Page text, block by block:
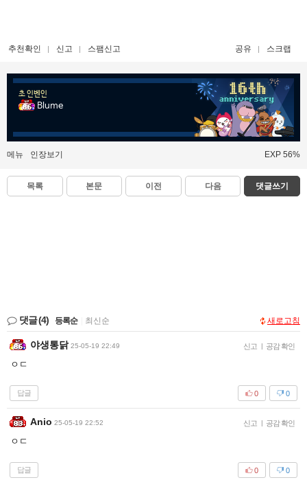
추천확인 신고 스팸신고 공유 스크랩
초 인벤인
Blume
메뉴 인장보기 EXP 56%
목록 본문 이전 다음 댓글쓰기
댓글(4) 등록순 최신순 새로고침
야생통닭 25-05-19 22:49 신고 | 공감 확인
ㅇㄷ
답글 0
0
Anio 25-05-19 22:52 신고 | 공감 확인
ㅇㄷ
답글 0
0